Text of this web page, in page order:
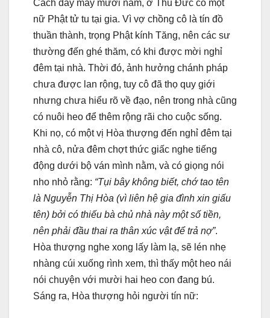
Cách đây mấy mươi năm, ở Thủ Ðức có một
nữ Phật tử tu tại gia. Vì vợ chồng cô là tín đồ
thuần thành, trọng Phật kính Tăng, nên các sư
thường đến ghé thăm, có khi được mời nghỉ
đêm tại nhà. Thời đó, ảnh hưởng chánh pháp
chưa được lan rộng, tuy cô đã thọ quy giới
nhưng chưa hiểu rõ về đạo, nên trong nhà cũng
có nuôi heo để thêm rộng rãi cho cuộc sống.
Khi nọ, có một vị Hòa thượng đến nghỉ đêm tại
nhà cô, nửa đêm chợt thức giấc nghe tiếng
động dưới bộ ván mình nằm, và có giọng nói
nho nhỏ rằng: “Tụi bây không biết, chớ tao tên
là Nguyễn Thị Hòa (vì liên hệ gia đình xin giấu
tên) bởi có thiếu bà chủ nhà này một số tiền,
nên phải đầu thai ra thân xúc vật để trả nợ”.
Hòa thượng nghe xong lấy làm lạ, sẽ lén nhẹ
nhàng cúi xuống rình xem, thì thấy một heo nái
nói chuyện với mười hai heo con đang bú.
Sáng ra, Hòa thượng hỏi người tín nữ: